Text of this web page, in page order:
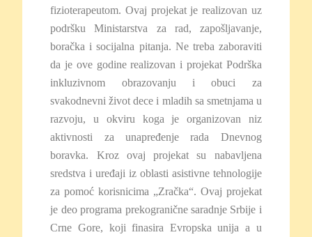
fizioterapeutom. Ovaj projekat je realizovan uz
podršku Ministarstva za rad, zapošljavanje,
boračka i socijalna pitanja. Ne treba zaboraviti
da je ove godine realizovan i projekat Podrška
inkluzivnom obrazovanju i obuci za
svakodnevni život dece i mladih sa smetnjama u
razvoju, u okviru koga je organizovan niz
aktivnosti za unapređenje rada Dnevnog
boravka. Kroz ovaj projekat su nabavljena
sredstva i uređaji iz oblasti asistivne tehnologije
za pomoć korisnicima „Zračka“. Ovaj projekat
je deo programa prekogranične saradnje Srbije i
Crne Gore, koji finasira Evropska unija a u